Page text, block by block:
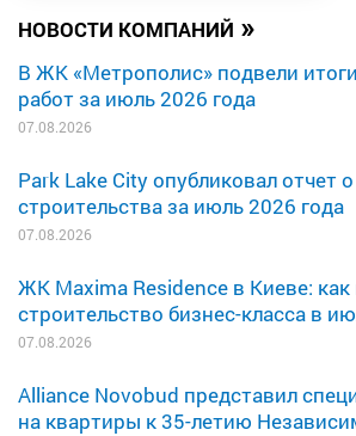
НОВОСТИ КОМПАНИЙ »
В ЖК «Метрополис» подвели
работ за июль 2026 года
07.08.2026
Park Lake City опубликовал отчет
строительства за июль 2026 года
07.08.2026
ЖК Maxima Residence в Киеве: как
строительство бизнес-класса в
07.08.2026
Alliance Novobud представил
на квартиры к 35-летию